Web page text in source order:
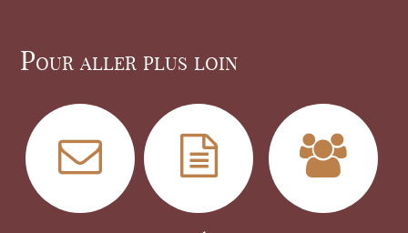
Pour aller plus loin